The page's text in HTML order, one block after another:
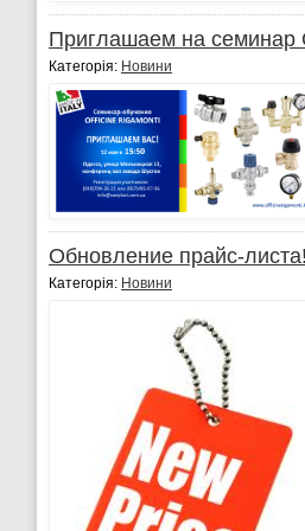
Приглашаем на семинар
Категорія: Новини
Обновление прайс-
Категорія: Новини